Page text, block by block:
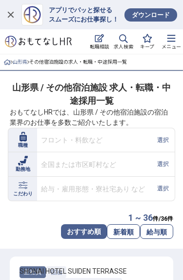
アプリでパッと探せる
スムーズにお仕事探し！
ダウンロード
転職相談 求人検索 キープ メニュー
ログイン
求人・施設を探す
就職・転職 合同説明会
おもてなしHRについて
ご利用の流れ
よくある質問
ホテル・宿泊業界情報コラム
転職サポートに申し込む
山形県 その他宿泊施設の求人・転職・中途採用一覧
山形県 / その他宿泊施設 求人・転職・中
途採用一覧
おもてなしHRでは、山形県 / その他宿泊施設の宿泊
業界のお仕事を多数ご紹介いたします。
職種
フロント・料飲など 選択
勤務地
全国または市区町村など 選択
こだわり
給与・雇用形態・寮社宅あり など 選択
1 ~ 36件/36件
おすすめ順 新着順 給与順
正社員
宿泊
SHONAI HOTEL SUIDEN TERRASSE